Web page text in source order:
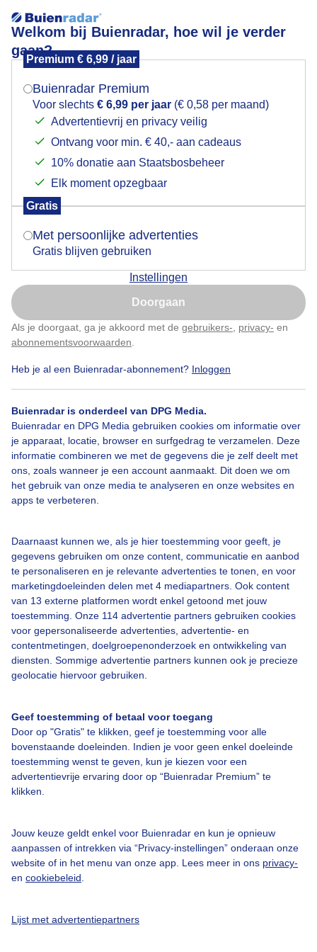
Welkom bij Buienradar, hoe wil je verder
gaan?
Premium € 6,99 / jaar
Buienradar Premium
Voor slechts € 6,99 per jaar (€ 0,58 per maand)
Advertentievrij en privacy veilig
Ontvang voor min. € 40,- aan cadeaus
10% donatie aan Staatsbosbeheer
Elk moment opzegbaar
Gratis
Met persoonlijke advertenties
Gratis blijven gebruiken
Instellingen
Doorgaan
Als je doorgaat, ga je akkoord met de gebruikers- privacy- en
abonnementsvoorwaarden
Heb je al een Buienradar-abonnement? Inloggen
Buienradar is onderdeel van DPG Media.
Buienradar en DPG Media gebruiken cookies om informatie over
je apparaat, locatie, browser en surfgedrag te verzamelen. Deze
informatie combineren we met de gegevens die je zelf deelt met
ons, zoals wanneer je een account aanmaakt. Dit doen we om
het gebruik van onze media te analyseren en onze websites en
apps te verbeteren.
Daarnaast kunnen we, als je hier toestemming voor geeft, je
gegevens gebruiken om onze content, communicatie en aanbod
te personaliseren en je relevante advertenties te tonen, en voor
marketingdoeleinden delen met 4 mediapartners. Ook content
van 13 externe platformen wordt enkel getoond met jouw
toestemming. Onze 114 advertentie partners gebruiken cookies
voor gepersonaliseerde advertenties, advertentie- en
contentmetingen, doelgroepenonderzoek en ontwikkeling van
diensten. Sommige advertentie partners kunnen ook je precieze
geolocatie hiervoor gebruiken.
Geef toestemming of betaal voor toegang
Door op "Gratis" te klikken, geef je toestemming voor alle
bovenstaande doeleinden. Indien je voor geen enkel doeleinde
toestemming wenst te geven, kun je kiezen voor een
advertentievrije ervaring door op “Buienradar Premium” te
klikken.
Jouw keuze geldt enkel voor Buienradar en kun je opnieuw
aanpassen of intrekken via “Privacy-instellingen” onderaan onze
website of in het menu van onze app. Lees meer in ons privacy-
en cookiebeleid
Lijst met advertentiepartners
Regendruppels
Door: Marjon Adamidis - van Geldorp
Gemaakt: 06-07-2025, 132x bekeken
Regen
Bekijk slideshow
Over Buienradar
Bedrijfsgegevens
Toegankelijkheid
Gebruikersvoorwaarden
Adverteren
Privacy beleid
Cookie beleid
Gratis weerdata
Mogen we je locatie gebruiken voor het
Indien je hier nog geen akkoord op hebt gegeven,
verschijnt er zo een pop-up uit je browser waarin
Is goed, toon de popup
Nu niet, misschien later
Klik hierom dit aan te passen